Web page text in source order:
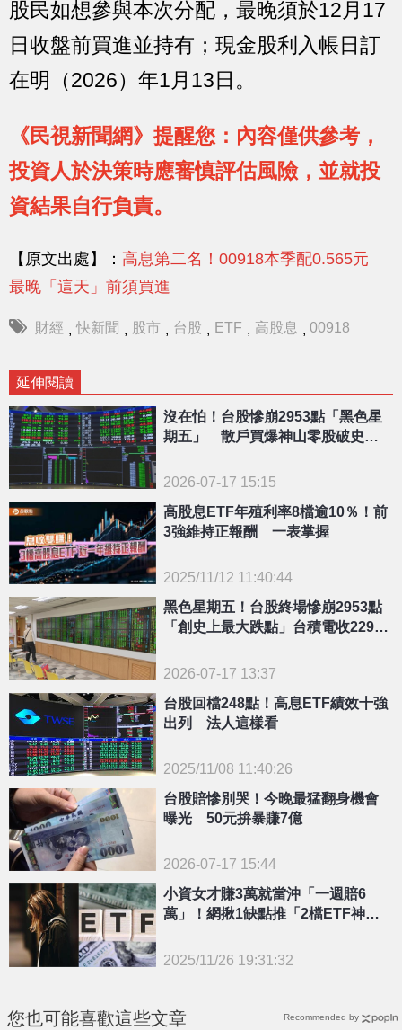
股民如想參與本次分配，最晚須於12月17
日收盤前買進並持有；現金股利入帳日訂
在明（2026）年1月13日。
《民視新聞網》提醒您：內容僅供參考，
投資人於決策時應審慎評估風險，並就投
資結果自行負責。
【原文出處】： 高息第二名！00918本季配0.565元
最晚「這天」前須買進
財經 , 快新聞 , 股市 , 台股 , ETF , 高股息 , 00918
延伸閱讀
沒在怕！台股慘崩2953點「黑色星
期五」 散戶買爆神山零股破史上
2026-07-17 15:15
{PLAYICON}
高股息ETF年殖利率8檔逾10％！前
3強維持正報酬 一表掌握
2025/11/12 11:40:44
黑色星期五！台股終場慘崩2953點
「創史上最大跌點」台積電收2290
2026-07-17 13:37
{PLAYICON}
台股回檔248點！高息ETF績效十強
出列 法人這樣看
2025/11/08 11:40:26
台股賠慘別哭！今晚最猛翻身機會
曝光 50元拚暴賺7億
2026-07-17 15:44
小資女才賺3萬就當沖「一週賠6
萬」！網揪1缺點推「2檔ETF神組
2025/11/26 19:31:32
您也可能喜歡這些文章 Recommended by